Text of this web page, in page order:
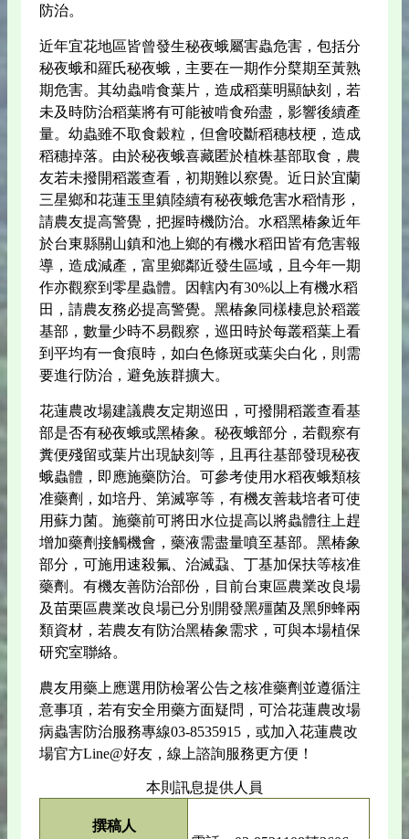
防治。
近年宜花地區皆曾發生秘夜蛾屬害蟲危害，包括分
秘夜蛾和羅氏秘夜蛾，主要在一期作分櫱期至黃熟
期危害。其幼蟲啃食葉片，造成稻葉明顯缺刻，若
未及時防治稻葉將有可能被啃食殆盡，影響後續產
量。幼蟲雖不取食穀粒，但會咬斷稻穗枝梗，造成
稻穗掉落。由於秘夜蛾喜藏匿於植株基部取食，農
友若未撥開稻叢查看，初期難以察覺。近日於宜蘭
三星鄉和花蓮玉里鎮陸續有秘夜蛾危害水稻情形，
請農友提高警覺，把握時機防治。水稻黑椿象近年
於台東縣關山鎮和池上鄉的有機水稻田皆有危害報
導，造成減產，富里鄉鄰近發生區域，且今年一期
作亦觀察到零星蟲體。因轄內有30%以上有機水稻
田，請農友務必提高警覺。黑椿象同樣棲息於稻叢
基部，數量少時不易觀察，巡田時於每叢稻葉上看
到平均有一食痕時，如白色條斑或葉尖白化，則需
要進行防治，避免族群擴大。
花蓮農改場建議農友定期巡田，可撥開稻叢查看基
部是否有秘夜蛾或黑椿象。秘夜蛾部分，若觀察有
糞便殘留或葉片出現缺刻等，且再往基部發現秘夜
蛾蟲體，即應施藥防治。可參考使用水稻夜蛾類核
准藥劑，如培丹、第滅寧等，有機友善栽培者可使
用蘇力菌。施藥前可將田水位提高以將蟲體往上趕
增加藥劑接觸機會，藥液需盡量噴至基部。黑椿象
部分，可施用速殺氟、治滅蝨、丁基加保扶等核准
藥劑。有機友善防治部份，目前台東區農業改良場
及苗栗區農業改良場已分別開發黑殭菌及黑卵蜂兩
類資材，若農友有防治黑椿象需求，可與本場植保
研究室聯絡。
農友用藥上應選用防檢署公告之核准藥劑並遵循注
意事項，若有安全用藥方面疑問，可洽花蓮農改場
病蟲害防治服務專線03-8535915，或加入花蓮農改
場官方Line@好友，線上諮詢服務更方便！
本則訊息提供人員
撰稿人